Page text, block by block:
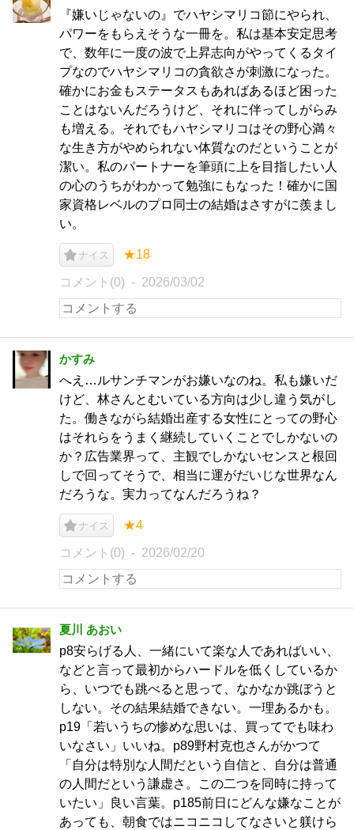
『嫌いじゃないの』でハヤシマリコ節にやられ、
パワーをもらえそうな一冊を。私は基本安定思考
で、数年に一度の波で上昇志向がやってくるタイ
プなのでハヤシマリコの貪欲さが刺激になった。
確かにお金もステータスもあればあるほど困った
ことはないんだろうけど、それに伴ってしがらみ
も増える。それでもハヤシマリコはその野心満々
な生き方がやめられない体質なのだということが
潔い。私のパートナーを筆頭に上を目指したい人
の心のうちがわかって勉強にもなった！確かに国
家資格レベルのプロ同士の結婚はさすがに羨まし
い。
ナイス ★18
コメント(0) 2026/03/02
かすみ
へえ…ルサンチマンがお嫌いなのね。私も嫌いだ
けど、林さんとむいている方向は少し違う気がし
た。働きながら結婚出産する女性にとっての野心
はそれらをうまく継続していくことでしかないの
か？広告業界って、主観でしかないセンスと根回
しで回ってそうで、相当に運がだいじな世界なん
だろうな。実力ってなんだろうね？
ナイス ★4
コメント(0) 2026/02/20
夏川 あおい
p8安らげる人、一緒にいて楽な人であればいい、
などと言って最初からハードルを低くしているか
ら、いつでも跳べると思って、なかなか跳ぼうと
しない。その結果結婚できない。一理あるかも。
p19「若いうちの惨めな思いは、買ってでも味わ
いなさい」いいね。p89野村克也さんがかつて
「自分は特別な人間だという自信と、自分は普通
の人間だという謙虚さ。この二つを同時に持って
いたい」良い言葉。p185前日にどんな嫌なことが
あっても、朝食ではニコニコしてなさいと躾けら